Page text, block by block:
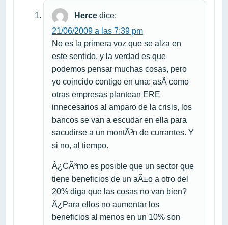
Herce dice:
21/06/2009 a las 7:39 pm
No es la primera voz que se alza en
este sentido, y la verdad es que
podemos pensar muchas cosas, pero
yo coincido contigo en una: asÃ­ como
otras empresas plantean ERE
innecesarios al amparo de la crisis, los
bancos se van a escudar en ella para
sacudirse a un montÃ³n de currantes. Y
si no, al tiempo.
Â¿CÃ³mo es posible que un sector que
tiene beneficios de un aÃ±o a otro del
20% diga que las cosas no van bien?
Â¿Para ellos no aumentar los
beneficios al menos en un 10% son